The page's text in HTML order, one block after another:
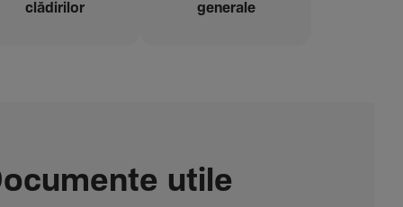
clădi­rilor
gene­rale
utile